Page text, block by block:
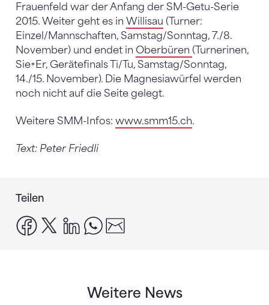
Frauenfeld war der Anfang der SM-Getu-Serie
2015. Weiter geht es in Willisau (Turner:
Einzel/Mannschaften, Samstag/Sonntag, 7./8.
November) und endet in Oberbüren (Turnerinen,
Sie+Er, Gerätefinals Ti/Tu, Samstag/Sonntag,
14./15. November). Die Magnesiawürfel werden
noch nicht auf die Seite gelegt.
Weitere SMM-Infos: www.smm15.ch.
Text: Peter Friedli
Teilen
facebook
x linkedinwhatsapp
Weitere News